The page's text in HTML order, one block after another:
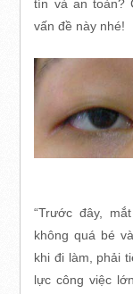
tín và an toàn?
vấn đề này nhé!
“Trước đây,
không quá bé
khi đi làm, phải
lực công việc